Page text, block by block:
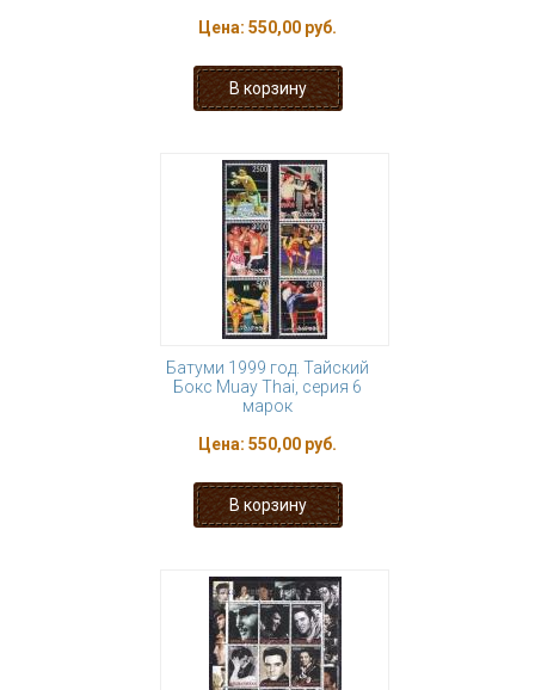
Цена: 550,00 руб.
Батуми 1999 год. Тайский
Бокс Muay Thai, серия 6
марок
Цена: 550,00 руб.